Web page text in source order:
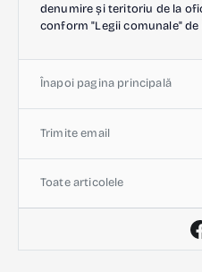
denumire și teritoriu de la
conform "Legii comunale"
Înapoi pagina principală
Trimite email
Toate articolele